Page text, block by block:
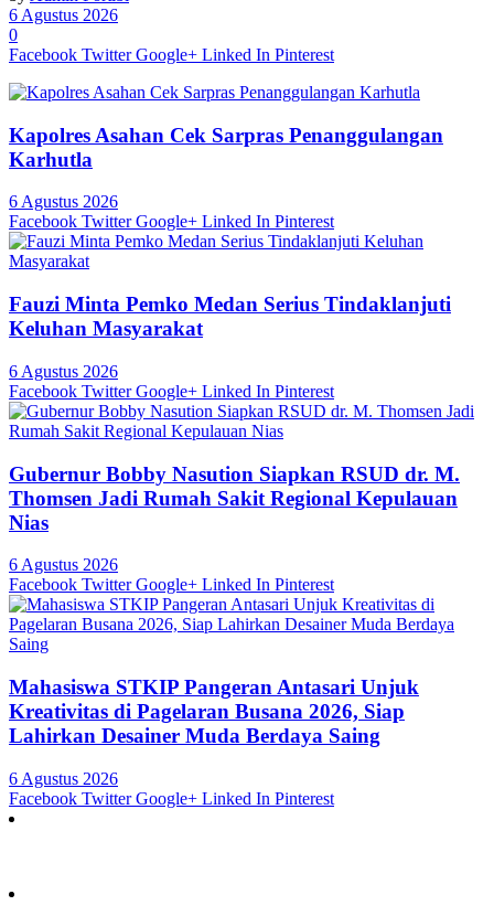
6 Agustus 2026
0
Facebook Twitter Google+ Linked In Pinterest
Kapolres Asahan Cek Sarpras Penanggulangan
Karhutla
6 Agustus 2026
Facebook Twitter Google+ Linked In Pinterest
Fauzi Minta Pemko Medan Serius Tindaklanjuti
Keluhan Masyarakat
6 Agustus 2026
Facebook Twitter Google+ Linked In Pinterest
Gubernur Bobby Nasution Siapkan RSUD dr. M.
Thomsen Jadi Rumah Sakit Regional Kepulauan
Nias
6 Agustus 2026
Facebook Twitter Google+ Linked In Pinterest
Mahasiswa STKIP Pangeran Antasari Unjuk
Kreativitas di Pagelaran Busana 2026, Siap
Lahirkan Desainer Muda Berdaya Saing
6 Agustus 2026
Facebook Twitter Google+ Linked In Pinterest